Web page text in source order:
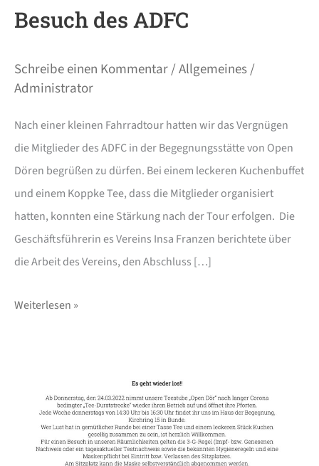
Besuch des ADFC
Schreibe einen Kommentar/Allgemeines/
Administrator
Nach einer kleinen Fahrradtour hatten wir das Vergnügen
die Mitglieder des ADFC in der Begegnungsstätte von Open
Dören begrüßen zu dürfen. Bei einem leckeren Kuchenbuffet
und einem Koppke Tee, dass die Mitglieder organisiert
hatten, konnten eine Stärkung nach der Tour erfolgen. Die
Geschäftsführerin es Vereins Insa Franzen berichtete über
die Arbeit des Vereins, den Abschluss […]
Weiterlesen »
wieder